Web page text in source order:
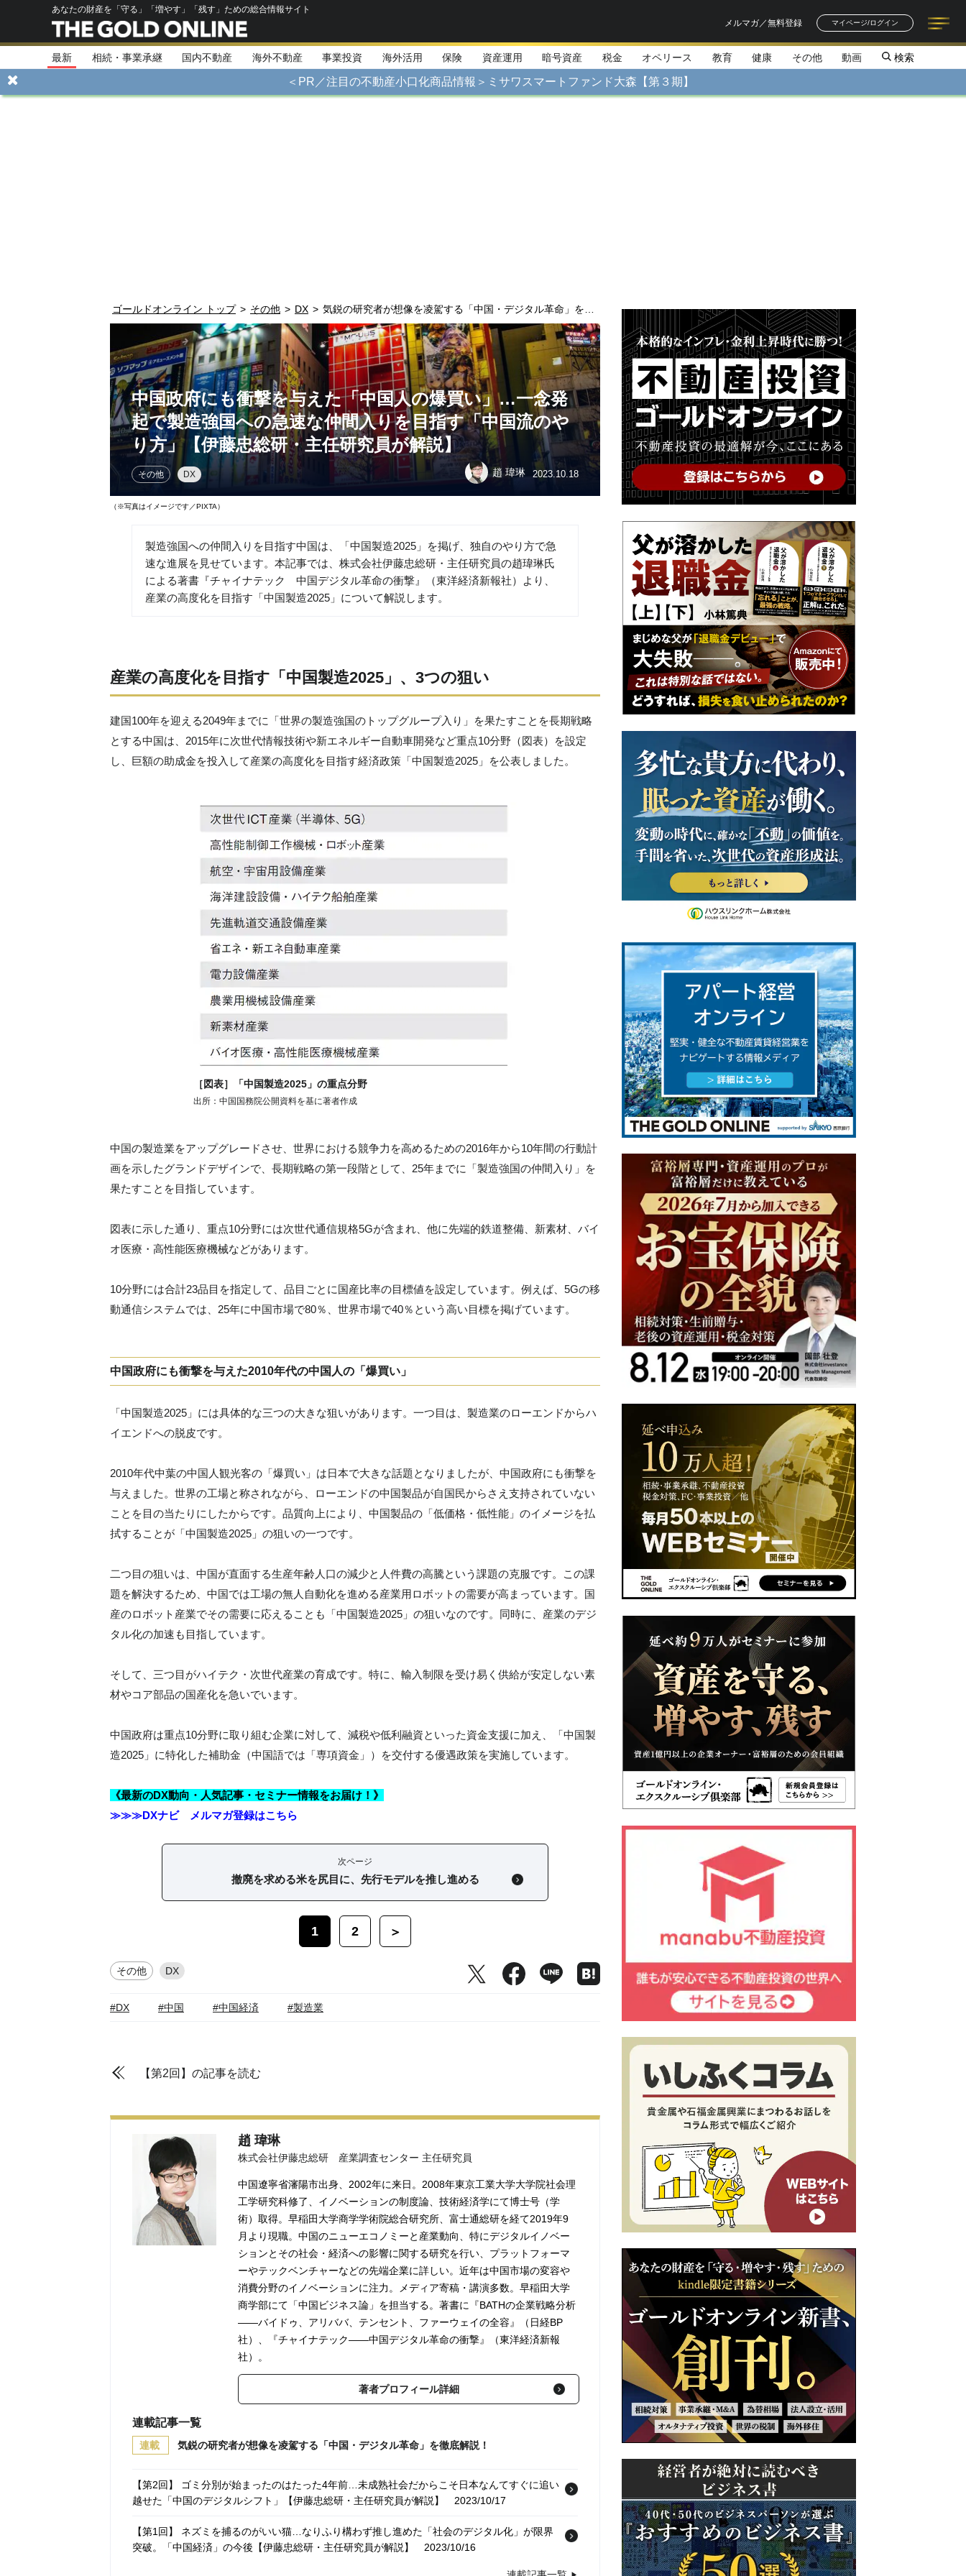
あなたの財産を「守る」「増やす」「残す」ための総合情報サイト
メルマガ／無料登録
マイページ/ログイン
記事一覧
著者一覧
最新 相続・事業承継 国内不動産 海外不動産 事業投資 海外活用 保険 資産運用 暗号資産 税金 オペリース 教育 健康 その他 動画 検索
＜PR／注目の不動産小口化商品情報＞ミサワスマートファンド大森【第３期】
ゴールドオンライン トップ > その他 > DX >
中国政府にも衝撃を与えた「中国人の爆買い」…一念発
起で製造強国への急速な仲間入りを目指す「中国流のや
り方」【伊藤忠総研・主任研究員が解説】
その他 DX 趙 瑋琳 2023.10.18
（※写真はイメージです／PIXTA）
製造強国への仲間入りを目指す中国は、「中国製造2025」を掲げ、独自のやり方で急
速な進展を見せています。本記事では、株式会社伊藤忠総研・主任研究員の趙瑋琳氏
による著書『チャイナテック 中国デジタル革命の衝撃』（東洋経済新報社）より、
産業の高度化を目指す「中国製造2025」について解説します。
産業の高度化を目指す 「中国製造2025」、3つの狙い
建国100年を迎える2049年までに「世界の製造強国のトップグループ入り」を果たすことを長期戦略
とする中国は、2015年に次世代情報技術や新エネルギー自動車開発など重点10分野（図表）を設定
し、巨額の助成金を投入して産業の高度化を目指す経済政策「中国製造2025」を公表しました。
［図表］「中国製造2025」の重点分野
出所：中国国務院公開資料を基に著者作成
中国の製造業をアップグレードさせ、世界における競争力を高めるための2016年から10年間の行動計
画を示したグランドデザインで、長期戦略の第一段階として、25年までに「製造強国の仲間入り」を
果たすことを目指しています。
図表に示した通り、重点10分野には次世代通信規格5Gが含まれ、他に先端的鉄道整備、新素材、バイ
オ医療・高性能医療機械などがあります。
10分野には合計23品目を指定して、品目ごとに国産比率の目標値を設定しています。例えば、5Gの移
動通信システムでは、25年に中国市場で80％、世界市場で40％という高い目標を掲げています。
中国政府にも衝撃を与えた2010年代の中国人の「爆買い」
「中国製造2025」には具体的な三つの大きな狙いがあります。一つ目は、製造業のローエンドからハ
イエンドへの脱皮です。
2010年代中葉の中国人観光客の「爆買い」は日本で大きな話題となりましたが、中国政府にも衝撃を
与えました。世界の工場と称されながら、ローエンドの中国製品が自国民からさえ支持されていない
ことを目の当たりにしたからです。品質向上により、中国製品の「低価格・低性能」のイメージを払
拭することが「中国製造2025」の狙いの一つです。
二つ目の狙いは、中国が直面する生産年齢人口の減少と人件費の高騰という課題の克服です。この課
題を解決するため、中国では工場の無人自動化を進める産業用ロボットの需要が高まっています。国
産のロボット産業でその需要に応えることも「中国製造2025」の狙いなのです。同時に、産業のデジ
タル化の加速も目指しています。
そして、三つ目がハイテク・次世代産業の育成です。特に、輸入制限を受け易く供給が安定しない素
材やコア部品の国産化を急いでいます。
中国政府は重点10分野に取り組む企業に対して、減税や低利融資といった資金支援に加え、「中国製
造2025」に特化した補助金（中国語では「専項資金」）を交付する優遇政策を実施しています。
《最新のDX動向・人気記事・セミナー情報をお届け！》
≫≫≫DXナビ メルマガ登録はこちら
次ページ
撤廃を求める米を尻目に、先行モデルを推し進める
1 2 ＞
その他 DX
#DX #中国 #中国経済 #製造業
【第2回】の記事を読む
趙 瑋琳
株式会社伊藤忠総研 産業調査センター 主任研究員
中国遼寧省瀋陽市出身、2002年に来日。2008年東京工業大学大学院社会理
工学研究科修了、イノベーションの制度論、技術経済学にて博士号（学
術）取得。早稲田大学商学学術院総合研究所、富士通総研を経て2019年9
月より現職。中国のニューエコノミーと産業動向、特にデジタルイノベー
ションとその社会・経済への影響に関する研究を行い、プラットフォーマ
ーやテックベンチャーなどの先端企業に詳しい。近年は中国市場の変容や
消費分野のイノベーションに注力。メディア寄稿・講演多数。早稲田大学
商学部にて「中国ビジネス論」を担当する。著書に『BATHの企業戦略分析
――バイドゥ、アリババ、テンセント、ファーウェイの全容』（日経BP
社）、『チャイナテック――中国デジタル革命の衝撃』（東洋経済新報
社）。
著者プロフィール詳細
連載記事一覧
連載 気鋭の研究者が想像を凌駕する「中国・デジタル革命」を徹底解説！
【第2回】 ゴミ分別が始まったのはたった4年前…未成熟社会だからこそ日本なんてすぐに追い
越せた「中国のデジタルシフト」【伊藤忠総研・主任研究員が解説】
2023/10/17
【第1回】 ネズミを捕るのがいい猫…なりふり構わず推し進めた「社会のデジタル化」が限界
突破。「中国経済」の今後【伊藤忠総研・主任研究員が解説】
2023/10/16